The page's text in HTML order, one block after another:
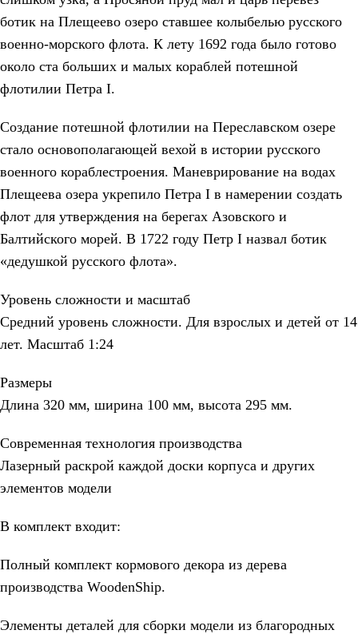
ботик на Плещеево озеро ставшее колыбелью русского
военно-морского флота. К лету 1692 года было готово
около ста больших и малых кораблей потешной
флотилии Петра I.
Создание потешной флотилии на Переславском озере
стало основополагающей вехой в истории русского
военного кораблестроения. Маневрирование на водах
Плещеева озера укрепило Петра I в намерении создать
флот для утверждения на берегах Азовского и
Балтийского морей. В 1722 году Петр I назвал ботик
«дедушкой русского флота».
Уровень сложности и масштаб
Средний уровень сложности. Для взрослых и детей от 14
лет. Масштаб 1:24
Размеры
Длина 320 мм, ширина 100 мм, высота 295 мм.
Современная технология производства
Лазерный раскрой каждой доски корпуса и других
элементов модели
В комплект входит:
Полный комплект кормового декора из дерева
производства WoodenShip.
Элементы деталей для сборки модели из благородных